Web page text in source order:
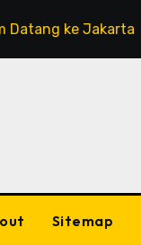
Jakarta
Sitemap